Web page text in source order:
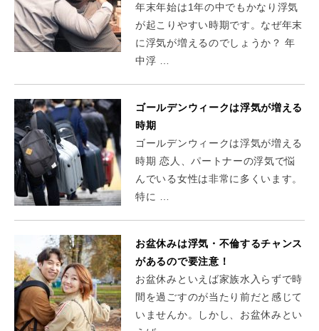
年末年始は1年の中でもかなり浮気
が起こりやすい時期です。なぜ年末
に浮気が増えるのでしょうか？ 年
中浮 …
ゴールデンウィークは浮気が増える
時期
ゴールデンウィークは浮気が増える
時期 恋人、パートナーの浮気で悩
んでいる女性は非常に多くいます。
特に …
お盆休みは浮気・不倫するチャンス
があるので要注意！
お盆休みといえば家族水入らずで時
間を過ごすのが当たり前だと感じて
いませんか。しかし、お盆休みとい